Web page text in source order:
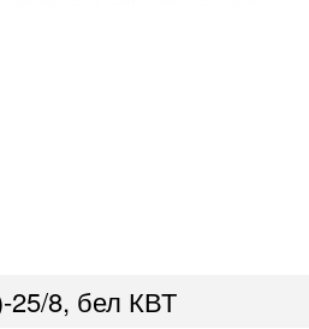
25/8, бел КВТ